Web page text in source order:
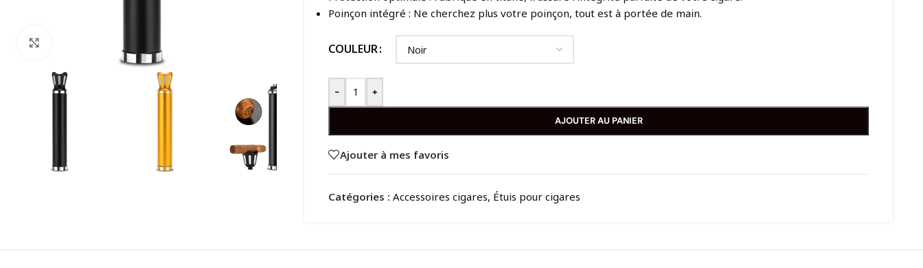
Poinçon intégré : Ne cherchez plus votre poinçon, tout est à portée de main.
COULEUR
- +
AJOUTER AU PANIER
Ajouter à mes favoris
Catégories : Accessoires cigares, Étuis pour cigares